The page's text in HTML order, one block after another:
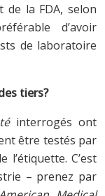
de la FDA, selon
d’avoir
de laboratoire
tiers?
interrogés ont
être testés par
C’est
– prenez par